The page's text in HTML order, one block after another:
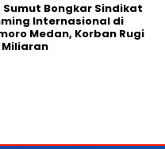
Sumut Bongkar Sindikat
Internasional di
Medan, Korban Rugi
Miliaran